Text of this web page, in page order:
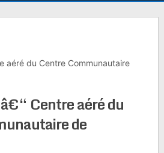
aéré du Centre Communautaire
Centre aéré du
de